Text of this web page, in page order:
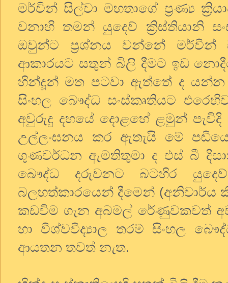
මර්වින් සිල්වා මහතාගේ ප්‍රණ්‍ය
වනාහි තමන් යුදෙව් ක්‍රිස්තියානි
ඔවුන්ට ප්‍රශ්නය වන්නේ මර්වින්
ආකාරයට සතුන් බිලි දීමට ඉඩ
හින්දූන් මත පටවා ඇත්තේ ද යන්න
සිංහල බෞද්ධ සංස්කෘතියට
අවුරුදු දහයේ දොළහේ ළමුන්
උල්ලංඝනය කර ඇතැයි මේ
ගුණවර්ධන ඇමතිතුමා ද එස් බී
බෞද්ධ දරුවනට බටහිර යුදෙව්
බලහත්කාරයෙන් දීමෙන් (අනිවාර්ය
කඩවීම ගැන අබමල් රේණුවකවත්
හා විශ්වවිද්‍යාල තරම් සිංහල
ආයතන තවත් නැත.